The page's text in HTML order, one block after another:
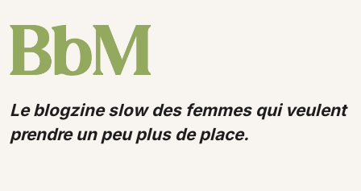
Le blogzine slow des femmes qui veulent
prendre un peu plus de place.